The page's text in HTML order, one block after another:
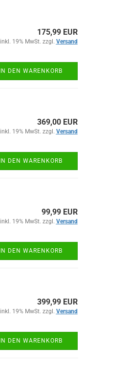
175,99 EUR
inkl. 19% MwSt. zzgl. Versand
IN DEN WARENKORB
369,00 EUR
inkl. 19% MwSt. zzgl. Versand
IN DEN WARENKORB
99,99 EUR
inkl. 19% MwSt. zzgl. Versand
IN DEN WARENKORB
399,99 EUR
inkl. 19% MwSt. zzgl. Versand
IN DEN WARENKORB